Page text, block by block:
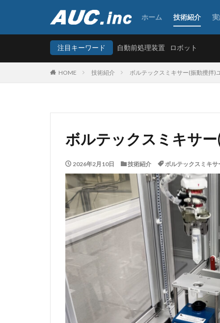
ホーム 技術紹介
注目キーワード 自動前処理装置 ロボット
HOME 技術紹介 ボルテックスミキサー(振動攪拌)
ボルテックスミキサ
2026年2月10日 技術紹介 ボルテックスミキサ
自動分注
金属粉末
安全カバー、ダイ
jasis2025
カスタム装置設計
ペースト秤量
ユー・コーポレー
ラボラトリーオー